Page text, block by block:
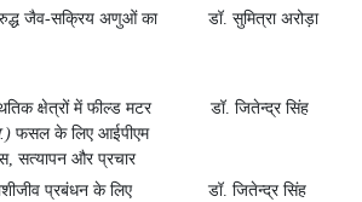
जैव-सक्रिय अणुओं का
डॉ. सुमित्रा अरोड़ा
क्षेत्रों में फील्ड मटर
फसल के लिए आईपीएम
सत्यापन और प्रचार
डॉ. जितेन्द्र सिंह
प्रबंधन के लिए
डॉ. जितेन्द्र सिंह